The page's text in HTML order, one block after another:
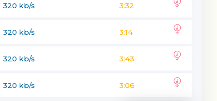
320 kb/s 3:32
320 kb/s 3:14
320 kb/s 3:43
320 kb/s 3:06